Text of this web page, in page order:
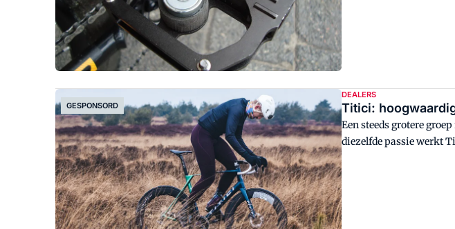
GESPONSORD
DEALERS
Titici:
Een steeds grotere
diezelfde passie werkt